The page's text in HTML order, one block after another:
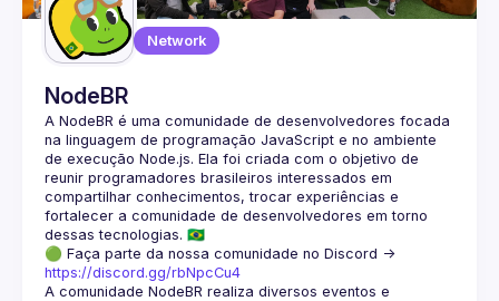
Network
NodeBR
A NodeBR é uma comunidade de desenvolvedores focada
na linguagem de programação JavaScript e no ambiente
de execução Node.js. Ela foi criada com o objetivo de
reunir programadores brasileiros interessados em
compartilhar conhecimentos, trocar experiências e
fortalecer a comunidade de desenvolvedores em torno
🟢 Faça parte da nossa comunidade no Discord ->
https://discord.gg/rbNpcCu4
A comunidade NodeBR realiza diversos eventos e